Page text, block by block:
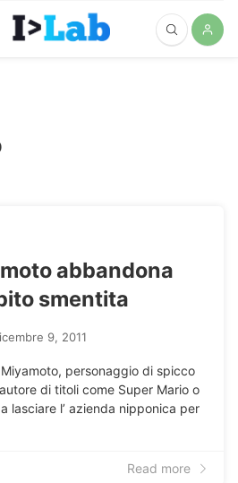
abbandona
smentita
9, 2011
personaggio di spicco
di titoli come Super Mario o
lasciare l’ azienda nipponica per
Read more